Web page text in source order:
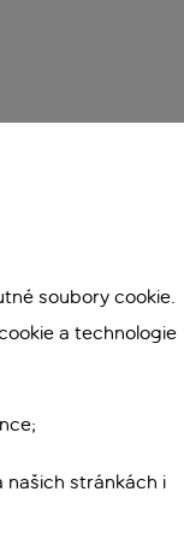
soubory cookie.
a technologie
našich stránkách i